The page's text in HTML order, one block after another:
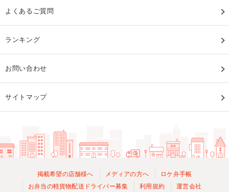
よくあるご質問
ランキング
お問い合わせ
サイトマップ
掲載希望の店舗様へ メディアの方へ
ロケ弁手帳
お弁当の軽貨物配送ドライバー募集
利用規約 運営会社